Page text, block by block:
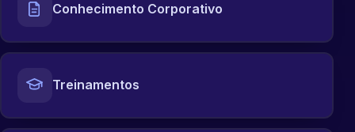
Conhecimento Corporativo
Treinamentos